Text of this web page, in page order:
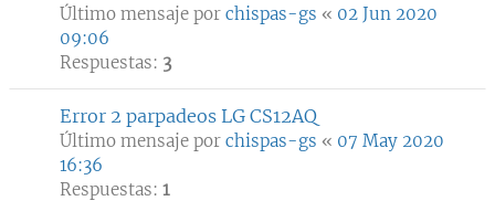
Último mensaje por chispas-gs « 02 Jun 2020
09:06
Respuestas: 3
Error 2 parpadeos LG CS12AQ
Último mensaje por chispas-gs « 07 May 2020
16:36
Respuestas: 1